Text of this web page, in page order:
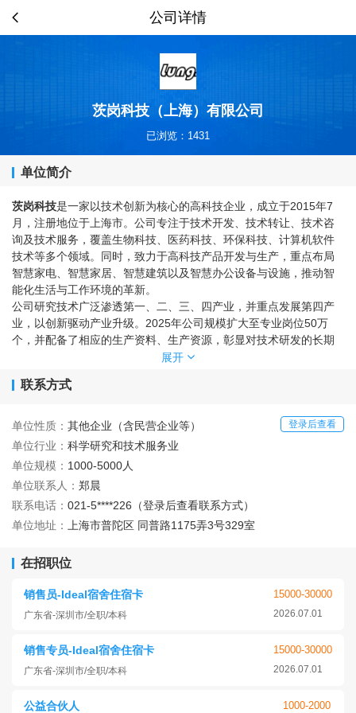
公司详情
茨岗科技（上海）有限公司
已浏览：1431
单位简介
茨岗科技‌是一家以技术创新为核心的高科技企业，成立于2015年7
月，注册地位于上海市。公司专注于技术开发、技术转让、技术咨
询及技术服务，覆盖生物科技、医药科技、环保科技、计算机软件
技术等多个领域。同时，致力于高科技产品开发与生产，重点布局
智慧家电、智慧家居、智慧建筑以及智慧办公设备与设施，推动智
能化生活与工作环境的革新。
公司研究技术广泛渗透第一、二、三、四产业，并重点发展第四产
业，以创新驱动产业升级。2025年公司规模扩大至专业岗位50万
个，并配备了相应的生产资料、生产资源，彰显对技术研发的长期
投入。 茨岗科技以“科技引领未来”为愿景，通过跨产业技术融合，
展开
联系方式
登录后查看
单位性质： 其他企业（含民营企业等）
单位行业： 科学研究和技术服务业
单位规模： 1000-5000人
单位联系人： 郑晨
联系电话： 021-5****226（登录后查看联系方式）
单位地址：
上海市普陀区 同普路1175弄3号329室
在招职位
销售员-Ideal宿舍住宿卡
广东省-深圳市/全职/本科
15000-30000
2026.07.01
销售专员-Ideal宿舍住宿卡
广东省-深圳市/全职/本科
15000-30000
2026.07.01
公益合伙人 1000-2000